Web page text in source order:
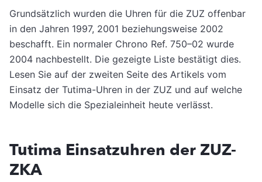
Grundsätzlich wurden die Uhren für die ZUZ offenbar
in den Jahren 1997, 2001 beziehungsweise 2002
beschafft. Ein normaler Chrono Ref. 750–02 wurde
2004 nachbestellt. Die gezeigte Liste bestätigt dies.
Lesen Sie auf der zweiten Seite des Artikels vom
Einsatz der Tutima-Uhren in der ZUZ und auf welche
Modelle sich die Spezialeinheit heute verlässt.
Tutima Einsatzuhren der ZUZ-
ZKA